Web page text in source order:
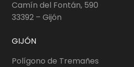
Camín del Fontán, 590
33392 – Gijón
GIJÓN
Polígono de Tremañes